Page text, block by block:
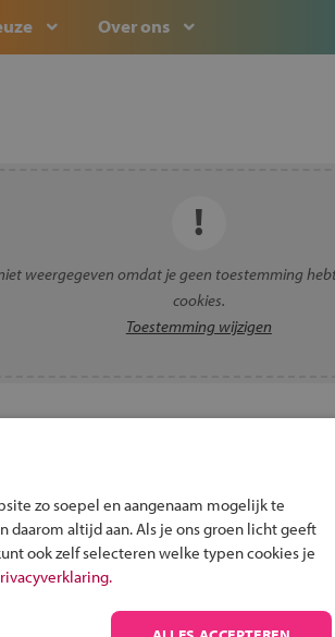
Over ons
weergegeven omdat je geen toestemming
cookies.
Toestemming wijzigen
zo soepel en aangenaam mogelijk te
daarom altijd aan. Als je ons groen licht geeft
ook zelf selecteren welke typen cookies je